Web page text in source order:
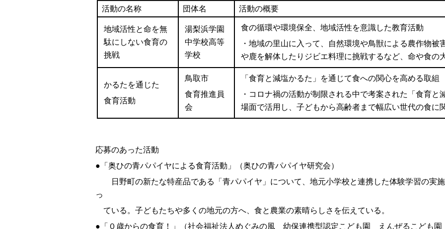
活動の名称 団体名 活動の概要
地域活性と命を無
駄にしない食育の
挑戦
湯梨浜学園
中学校高等
学校
食の循環や環境保全、地域活性を意識した教育活動
・地域の里山に入って、自然環境や鳥獣による農作物
や鹿を解体したりジビエ料理に挑戦するなど、命や食の
かるたを通じた
食育活動
鳥取市
食育推進員
会
「食育と減塩かるた」を通じて食への関心を高める取組
・コロナ禍の活動が制限される中で考案された「食育と
場面で活用し、子どもから高齢者まで幅広い世代の食に
応募のあった活動
●「奥ひの青パパイヤによる食育活動」（奥ひの青パパイヤ研究会）
日野町の新たな特産品である「青パパイヤ」について、地元小学校と連携した体験学習の実
っ
ている。子どもたちや多くの地元の方へ、食と農業の素晴らしさを伝えている。
●「０歳からの食育！」（社会福祉法人めぐみの風 幼保連携型認定こども園 えんぜるこども園